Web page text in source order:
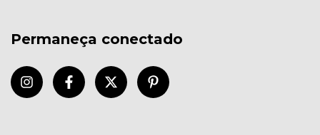
Permaneça conectado